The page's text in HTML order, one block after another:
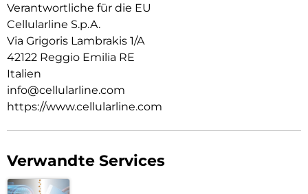
Verantwortliche für die EU
Cellularline S.p.A.
Via Grigoris Lambrakis 1/A
42122 Reggio Emilia RE
Italien
info@cellularline.com
https://www.cellularline.com
Verwandte Services